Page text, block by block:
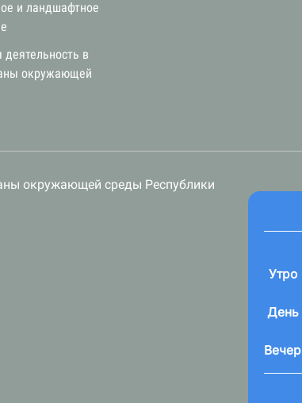
и ландшафтное
деятельность в
окружающей
окружающей среды Республики
Вечер
День
Утро